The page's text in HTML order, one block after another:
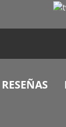
RESEÑAS